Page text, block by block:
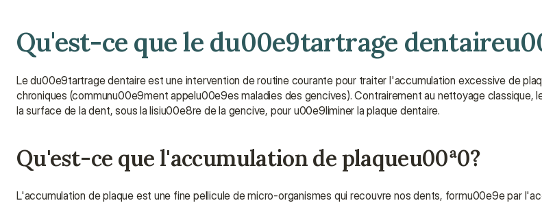
Qu'est-ce que le du00e9tartrage
Le du00e9tartrage dentaire est une intervention de routine courante pour traiter l'accumulation excessive de
chroniques (communu00e9ment appelu00e9es maladies des gencives). Contrairement au nettoyage
la surface de la dent, sous la lisiu00e8re de la gencive, pour u00e9liminer la plaque dentaire.
Qu'est-ce que l'accumulation de plaqueu00a0?
L'accumulation de plaque est une fine pellicule de micro-organismes qui recouvre nos dents, formu00e9e par